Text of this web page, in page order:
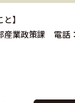
】
産業政策課 電話